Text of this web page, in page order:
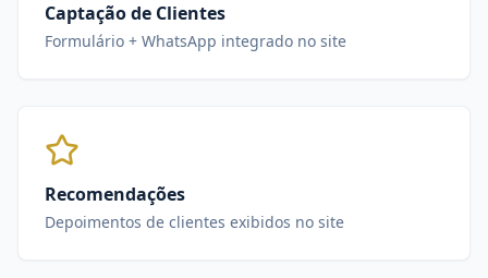
Captação de Clientes
Formulário + WhatsApp integrado no site
Recomendações
Depoimentos de clientes exibidos no site